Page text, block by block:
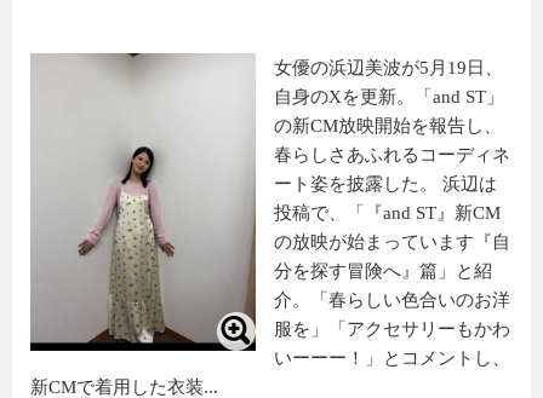
女優の浜辺美波が5月19日、
自身のXを更新。「and ST」
の新CM放映開始を報告し、
春らしさあふれるコーディネ
ート姿を披露した。 浜辺は
投稿で、「『and ST』新CM
の放映が始まっています『自
分を探す冒険へ』篇」と紹
介。「春らしい色合いのお洋
服を」「アクセサリーもかわ
いーーー！」とコメントし、
新CMで着用した衣装...